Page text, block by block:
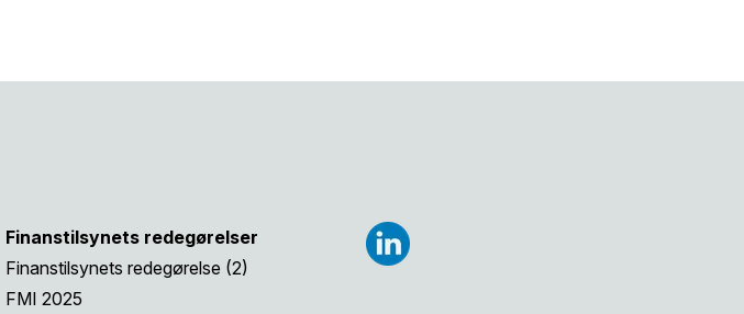
Finanstilsynets redegørelser
Finanstilsynets redegørelse (2)
FMI 2025